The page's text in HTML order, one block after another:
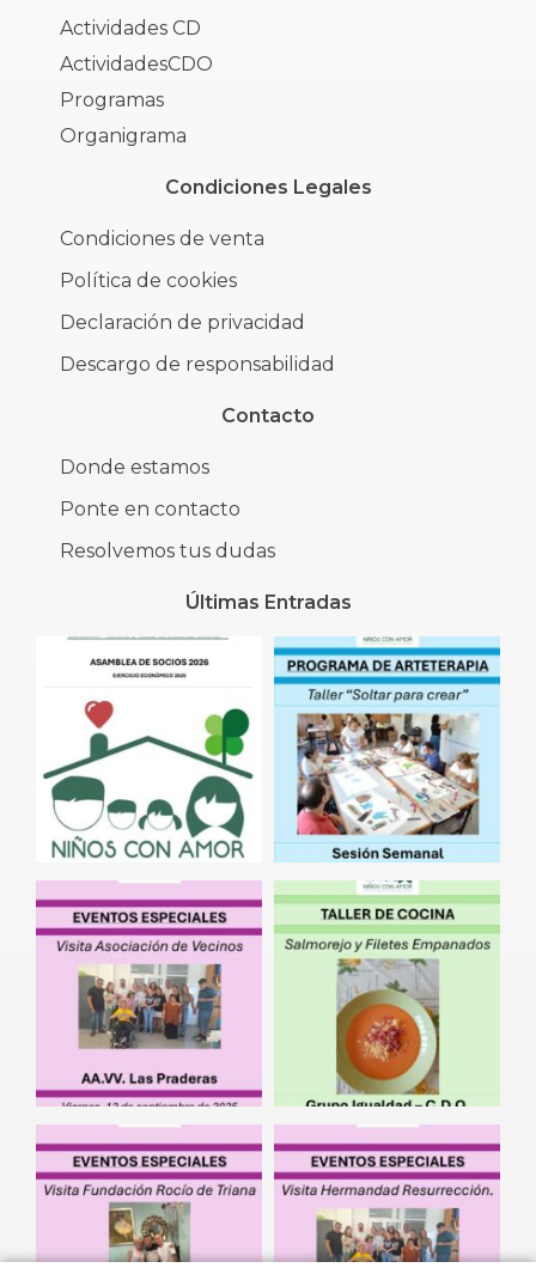
Actividades CD
ActividadesCDO
Programas
Organigrama
Condiciones Legales
Condiciones de venta
Política de cookies
Declaración de privacidad
Descargo de responsabilidad
Contacto
Donde estamos
Ponte en contacto
Resolvemos tus dudas
Últimas Entradas